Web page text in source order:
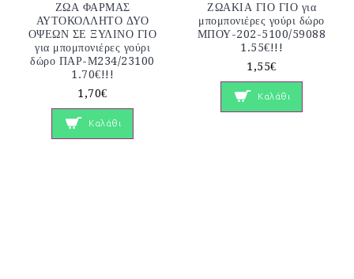
ΖΩΑ ΦΑΡΜΑΣ
ΑΥΤΟΚΟΛΛΗΤΟ ΔΥΟ
ΟΨΕΩΝ ΣΕ ΞΥΛΙΝΟ ΓΙΟ
για μπομπονιέρες γούρι
δώρο ΠΑΡ-Μ234/23100
1.70€!!!
1,70€
Καλάθι
ΖΩΑΚΙΑ ΓΙΟ ΓΙΟ για
μπομπονιέρες γούρι δώρο
ΜΠΟΥ-202-5100/59088
1.55€!!!
1,55€
Καλάθι